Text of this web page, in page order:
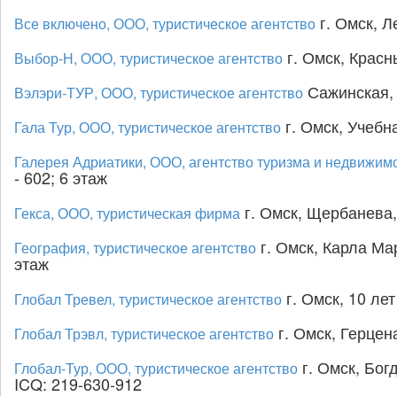
Все включено, ООО, туристическое агентство г. Омск,
Выбор-Н, ООО, туристическое агентство г. Омск,
Вэлэри-ТУР, ООО, туристическое агентство
Гала Тур, ООО, туристическое агентство г. Омск,
Галерея Адриатики, ООО, агентство туризма и
- 602; 6 этаж
Гекса, ООО, туристическая фирма г. Омск,
География, туристическое агентство г. Омск, Карла
этаж
Глобал Тревел, туристическое агентство г. Омск, 10
Глобал Трэвл, туристическое агентство г. Омск,
Глобал-Тур, ООО, туристическое агентство г. Омск,
ICQ: 219-630-912